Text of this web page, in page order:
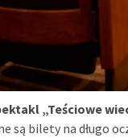
„Teściowe
są bilety na długo